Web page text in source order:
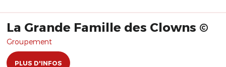
La Grande Famille des Clowns ©
Groupement
PLUS D'INFOS